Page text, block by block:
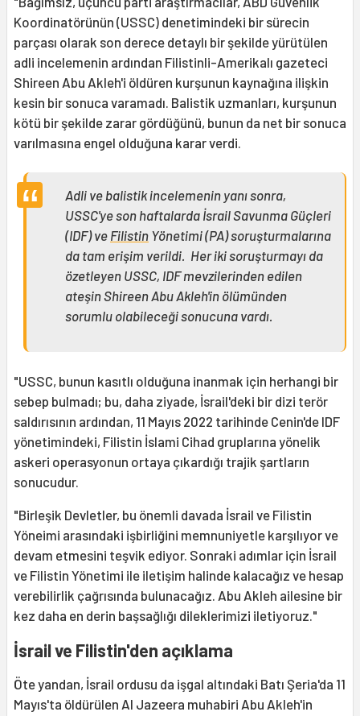
Koordinatörünün (USSC) denetimindeki bir sürecin
parçası olarak son derece detaylı bir şekilde yürütülen
adli incelemenin ardından Filistinli-Amerikalı gazeteci
Shireen Abu Akleh'i öldüren kurşunun kaynağına ilişkin
kesin bir sonuca varamadı. Balistik uzmanları, kurşunun
kötü bir şekilde zarar gördüğünü, bunun da net bir sonuca
varılmasına engel olduğuna karar verdi.
Adli ve balistik incelemenin yanı sonra,
USSC'ye son haftalarda İsrail Savunma Güçleri
(IDF) ve Filistin Yönetimi (PA) soruşturmalarına
da tam erişim verildi. Her iki soruşturmayı da
özetleyen USSC, IDF mevzilerinden edilen
ateşin Shireen Abu Akleh'in ölümünden
sorumlu olabileceği sonucuna vardı.
"USSC, bunun kasıtlı olduğuna inanmak için herhangi bir
sebep bulmadı; bu, daha ziyade, İsrail'deki bir dizi terör
saldırısının ardından, 11 Mayıs 2022 tarihinde Cenin'de IDF
yönetimindeki, Filistin İslami Cihad gruplarına yönelik
askeri operasyonun ortaya çıkardığı trajik şartların
sonucudur.
"Birleşik Devletler, bu önemli davada İsrail ve Filistin
Yöneimi arasındaki işbirliğini memnuniyetle karşılıyor ve
devam etmesini teşvik ediyor. Sonraki adımlar için İsrail
ve Filistin Yönetimi ile iletişim halinde kalacağız ve hesap
verebilirlik çağrısında bulunacağız. Abu Akleh ailesine bir
kez daha en derin başsağlığı dileklerimizi iletiyoruz."
İsrail ve Filistin'den açıklama
Öte yandan, İsrail ordusu da işgal altındaki Batı Şeria'da 11
Mayıs'ta öldürülen Al Jazeera muhabiri Abu Akleh'in